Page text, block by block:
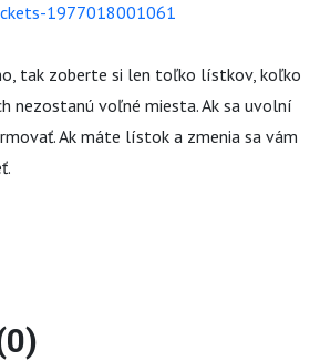
1977018001061
tak zoberte si len toľko lístkov, koľko
nezostanú voľné miesta. Ak sa uvolní
Ak máte lístok a zmenia sa vám